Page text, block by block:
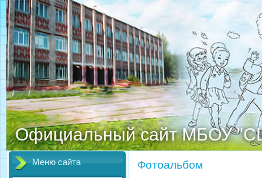
Официальный сайт МБОУ
Меню сайта Фотоальбом